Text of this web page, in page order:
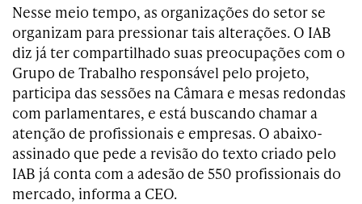
Nesse meio tempo, as organizações do setor se
organizam para pressionar tais alterações. O IAB
diz já ter compartilhado suas preocupações com o
Grupo de Trabalho responsável pelo projeto,
participa das sessões na Câmara e mesas redondas
com parlamentares, e está buscando chamar a
atenção de profissionais e empresas. O abaixo-
assinado que pede a revisão do texto criado pelo
IAB já conta com a adesão de 550 profissionais do
mercado, informa a CEO.